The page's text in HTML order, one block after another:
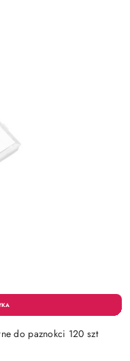
do paznokci 120 szt